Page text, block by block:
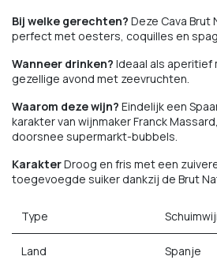
Bij welke gerechten? Deze Cava
perfect met oesters, coquilles en
Wanneer drinken? Ideaal als
gezellige avond met zeevruchten.
Waarom deze wijn? Eindelijk een
karakter van wijnmaker Franck
doorsnee supermarkt-bubbels.
KarakterDroog en fris met een
toegevoegde suiker dankzij de Brut
Type
Land Spanje